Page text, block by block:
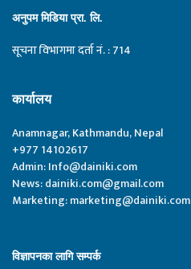
अनुपम मिडिया प्रा. लि.
सूचना विभागमा दर्ता नं. : 714
कार्यालय
Anamnagar, Kathmandu, Nepal
+977 14102617
Admin:Info@dainiki.com
News:dainiki.com@gmail.com
Marketing:marketing@dainiki.com
विज्ञापनका लागि सम्पर्क